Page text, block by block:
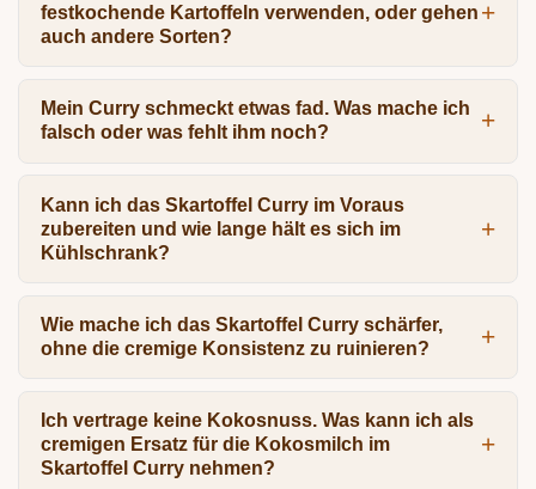
festkochende Kartoffeln verwenden, oder gehen
auch andere Sorten?
Mein Curry schmeckt etwas fad. Was mache ich
falsch oder was fehlt ihm noch?
Kann ich das Skartoffel Curry im Voraus
zubereiten und wie lange hält es sich im
Kühlschrank?
Wie mache ich das Skartoffel Curry schärfer,
ohne die cremige Konsistenz zu ruinieren?
Ich vertrage keine Kokosnuss. Was kann ich als
cremigen Ersatz für die Kokosmilch im
Skartoffel Curry nehmen?